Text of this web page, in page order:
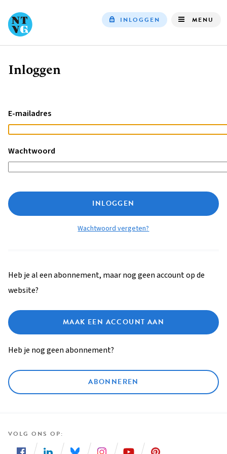
INLOGGEN MENU
Kruimelpad
Inloggen
E-mailadres
Wachtwoord
INLOGGEN
Wachtwoord vergeten?
Heb je al een abonnement, maar nog geen account op de
website?
MAAK EEN ACCOUNT AAN
Heb je nog geen abonnement?
ABONNEREN
VOLG ONS OP